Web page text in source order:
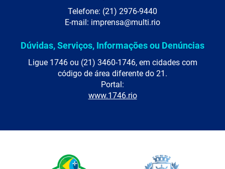
Telefone: (21) 2976-9440
E-mail: imprensa@multi.rio
Dúvidas, Serviços, Informações ou Denúncias
Ligue 1746 ou (21) 3460-1746, em cidades com
código de área diferente do 21.
Portal:
www.1746.rio